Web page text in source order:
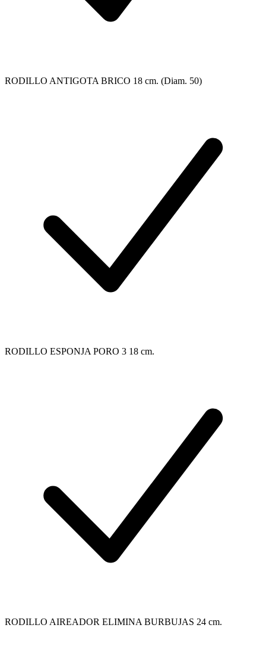
RODILLO ANTIGOTA BRICO 18 cm. (Diam. 50)
RODILLO ESPONJA PORO 3 18 cm.
RODILLO AIREADOR ELIMINA BURBUJAS 24 cm.